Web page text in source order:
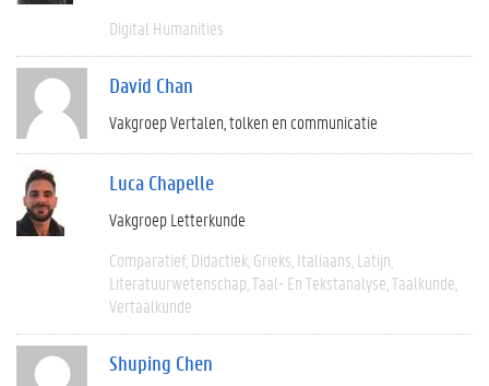
Digital Humanities
David Chan
Vakgroep Vertalen, tolken en communicatie
Luca Chapelle
Vakgroep Letterkunde
Comparatief Didactiek Grieks Italiaans Latijn
Literatuurwetenschap Taal- En Tekstanalyse Taalkunde
Vertaalkunde
Shuping Chen